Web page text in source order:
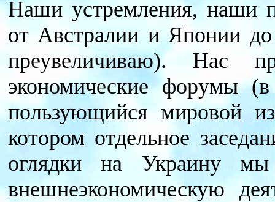
Наши устремления, наши
от Австралии и Японии
преувеличиваю). Нас
экономические форумы
пользующийся мировой
котором отдельное
оглядки на Украину мы
внешнеэкономическую